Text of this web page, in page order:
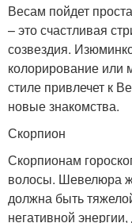
Весам пойдет
– это счастливая
созвездия.
колорирование или
стиле привлечет к
новые знакомства.
Скорпион
Скорпионам
волосы. Шевелюра
должна быть
негативной